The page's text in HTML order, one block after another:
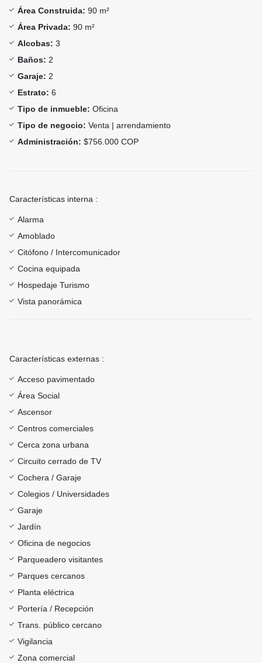
Área Construida: 90 m²
Área Privada: 90 m²
Alcobas: 3
Baños: 2
Garaje: 2
Estrato: 6
Tipo de inmueble: Oficina
Tipo de negocio: Venta | arrendamiento
Administración: $756.000 COP
Características interna :
Alarma
Amoblado
Citófono / Intercomunicador
Cocina equipada
Hospedaje Turismo
Vista panorámica
Características externas :
Acceso pavimentado
Área Social
Ascensor
Centros comerciales
Cerca zona urbana
Circuito cerrado de TV
Cochera / Garaje
Colegios / Universidades
Garaje
Jardín
Oficina de negocios
Parqueadero visitantes
Parques cercanos
Planta eléctrica
Portería / Recepción
Trans. público cercano
Vigilancia
Zona comercial